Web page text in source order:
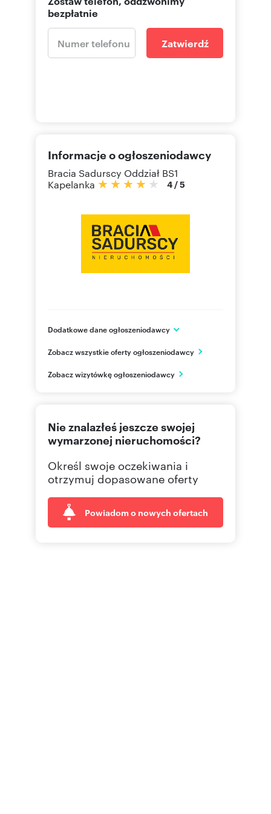
Zdjęcia mogą zawierać dodane elementy
dekoracyjne, które nie są częścią wyposażenia
nieruchomości, które mogą być czasami
utworzone przez SI - sztuczną inteligencję.
W przypadku prezentacji ofert z rynku
pierwotnego niektóre ze zdjęć mają charakter
Numer oferty: BS1-LW-314740
bezpłatnie
Zatwierdź
Informacje o ogłoszeniodawcy
Bracia Sadurscy Oddział BS1
Kapelanka
4 /5
Dodatkowe dane ogłoszeniodawcy
Kraków
PL
Zobacz wszystkie oferty ogłoszeniodawcy
Zobacz wizytówkę ogłoszeniodawcy
Nie znalazłeś jeszcze swojej
wymarzonej nieruchomości?
Określ swoje oczekiwania i
otrzymuj dopasowane oferty
Powiadom o nowych ofertach